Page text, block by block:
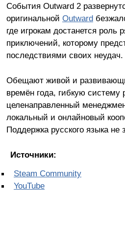
События Outward 2
оригинальной Outward
где игрокам достанется роль
приключений, которому
последствиями своих неудач.
Обещают живой и
времён года, гибкую систему
целенаправленный
локальный и онлайновый
Поддержка русского языка не
Источники:
Steam Community
YouTube